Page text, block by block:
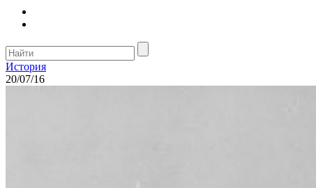
История
20/07/16